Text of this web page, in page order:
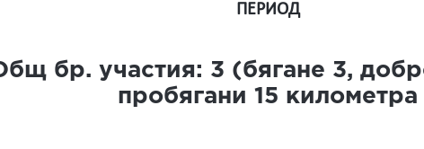
ПЕРИОД
бр. участия: 3 (бягане 3,
пробягани 15 километра